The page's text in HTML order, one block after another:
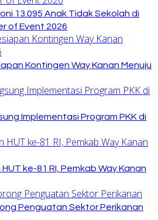
13.095 Anak Tidak Sekolah di
of Event 2026
Kontingen Way Kanan Menuju
Implementasi Program PKK di
ke-81 RI, Pemkab Way Kanan
Penguatan Sektor Perikanan